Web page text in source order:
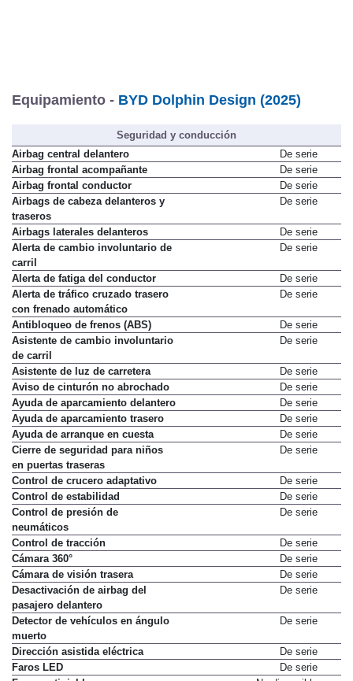
Equipamiento - BYD Dolphin Design (2025)
Seguridad y conducción
Airbag central delantero
De serie
Airbag frontal acompañante
De serie
Airbag frontal conductor
De serie
Airbags de cabeza delanteros y
traseros
De serie
Airbags laterales delanteros
De serie
Alerta de cambio involuntario de
carril
De serie
Alerta de fatiga del conductor
De serie
Alerta de tráfico cruzado trasero
con frenado automático
De serie
Antibloqueo de frenos (ABS)
De serie
Asistente de cambio involuntario
de carril
De serie
Asistente de luz de carretera
De serie
Aviso de cinturón no abrochado
De serie
Ayuda de aparcamiento delantero
De serie
Ayuda de aparcamiento trasero
De serie
Ayuda de arranque en cuesta
De serie
Cierre de seguridad para niños
en puertas traseras
De serie
Control de crucero adaptativo
De serie
Control de estabilidad
De serie
Control de presión de
neumáticos
De serie
Control de tracción
De serie
Cámara 360°
De serie
Cámara de visión trasera
De serie
Desactivación de airbag del
pasajero delantero
De serie
Detector de vehículos en ángulo
muerto
De serie
Dirección asistida eléctrica
De serie
Faros LED
De serie